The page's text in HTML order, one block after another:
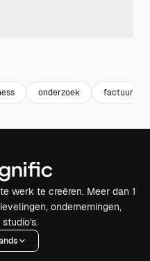
onderzoek factuur
werk te creëren. Meer dan 1
ondernemingen,
studio's.